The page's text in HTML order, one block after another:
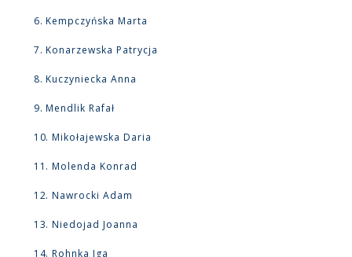
6. Kempczyńska Marta
7. Konarzewska Patrycja
8. Kuczyniecka Anna
9. Mendlik Rafał
10. Mikołajewska Daria
11. Molenda Konrad
12. Nawrocki Adam
13. Niedojad Joanna
14. Rohnka Iga